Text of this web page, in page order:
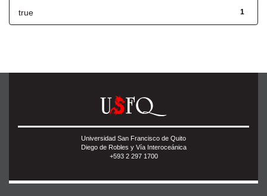
1
true
Universidad San Francisco de Quito
Diego de Robles y Vía Interoceánica
+593 2 297 1700